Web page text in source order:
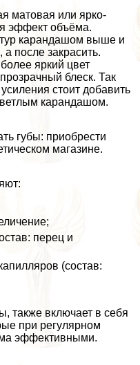
матовая или ярко-
эффект объёма.
карандашом выше и
а после закрасить.
яркий цвет
блеск. Так
стоит добавить
карандашом.
губы: приобрести
магазине.
перец и
(состав:
также включает в себя
при регулярном
эффективными.